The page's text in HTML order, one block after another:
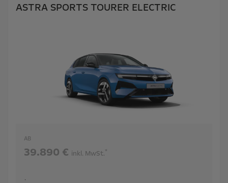
ASTRA SPORTS TOURER ELECTRIC
AB
39.890 € inkl. MwSt.*